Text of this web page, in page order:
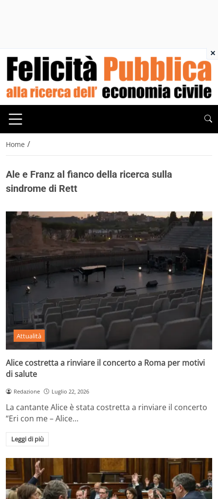
Home /
Ale e Franz al fianco della ricerca sulla
sindrome di Rett
Attualità
Alice costretta a rinviare il concerto a Roma per motivi
di salute
Redazione Luglio 22, 2026
La cantante Alice è stata costretta a rinviare il concerto
“Eri con me – Alice…
Leggi di più
×